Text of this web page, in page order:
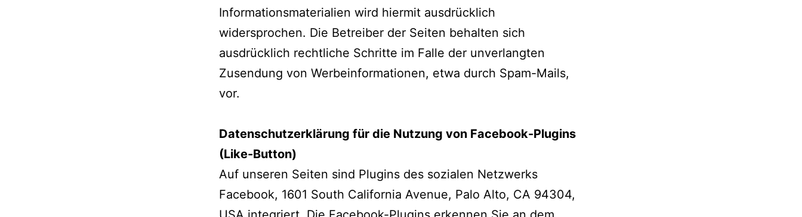
Informationsmaterialien wird hiermit ausdrücklich
widersprochen. Die Betreiber der Seiten behalten sich
ausdrücklich rechtliche Schritte im Falle der unverlangten
Zusendung von Werbeinformationen, etwa durch Spam-Mails,
vor.
Datenschutzerklärung für die Nutzung von Facebook-Plugins
(Like-Button)
Auf unseren Seiten sind Plugins des sozialen Netzwerks
Facebook, 1601 South California Avenue, Palo Alto, CA 94304,